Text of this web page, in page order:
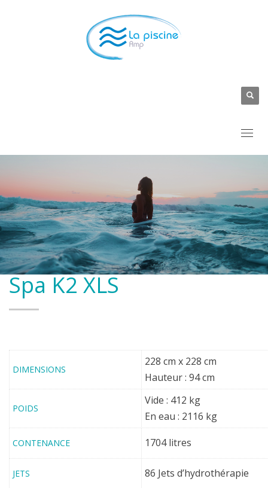
Spa K2 XLS
DIMENSIONS
228 cm x 228 cm
Hauteur : 94 cm
POIDS
Vide : 412 kg
En eau : 2116 kg
CONTENANCE 1704 litres
JETS 86 Jets d’hydrothérapie